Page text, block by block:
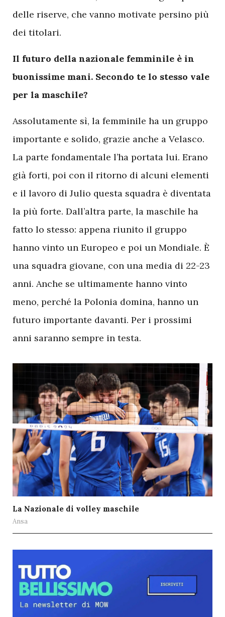
delle riserve, che vanno motivate persino più
dei titolari.
Il futuro della nazionale femminile è in
buonissime mani. Secondo te lo stesso vale
per la maschile?
Assolutamente sì, la femminile ha un gruppo
importante e solido, grazie anche a Velasco.
La parte fondamentale l’ha portata lui. Erano
già forti, poi con il ritorno di alcuni elementi
e il lavoro di Julio questa squadra è diventata
la più forte. Dall’altra parte, la maschile ha
fatto lo stesso: appena riunito il gruppo
hanno vinto un Europeo e poi un Mondiale. È
una squadra giovane, con una media di 22-23
anni. Anche se ultimamente hanno vinto
meno, perché la Polonia domina, hanno un
futuro importante davanti. Per i prossimi
anni saranno sempre in testa.
La Nazionale di volley maschile
Ansa